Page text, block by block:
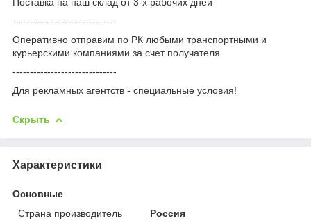
------------------------------
Оперативно отправим по РК любыми транспортными и
курьерскими компаниями за счет получателя.
------------------------------
Для рекламных агентств - специальные условия!
Скрыть
Характеристики
Основные
Страна производитель
Россия